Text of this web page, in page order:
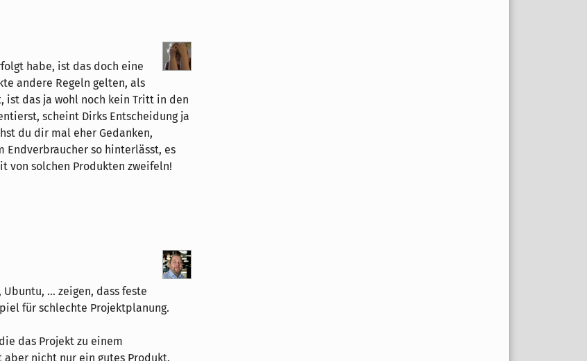
habe, ist das doch eine
andere Regeln gelten, als
das ja wohl noch kein Tritt in den
scheint Dirks Entscheidung ja
du dir mal eher Gedanken,
Endverbraucher so hinterlässt, es
von solchen Produkten zweifeln!
... zeigen, dass feste
für schlechte Projektplanung.
das Projekt zu einem
aber nicht nur ein gutes Produkt.